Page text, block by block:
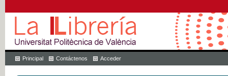
Principal Contáctenos Acceder